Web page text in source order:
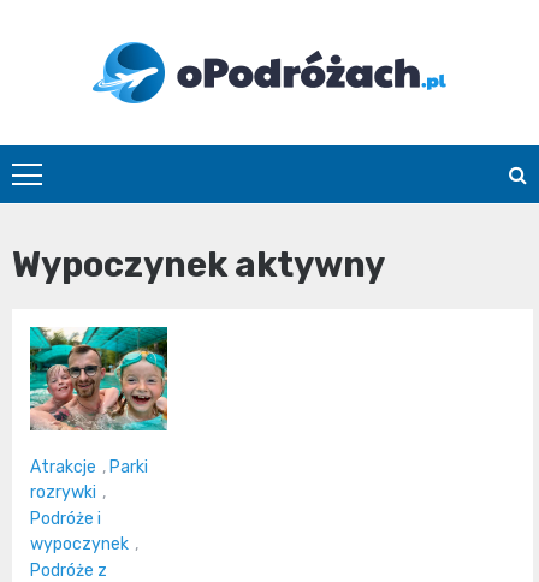
O
Podróżach
Wypoczynek aktywny
Atrakcje , Parki
rozrywki ,
Podróże i
wypoczynek ,
Podróże z